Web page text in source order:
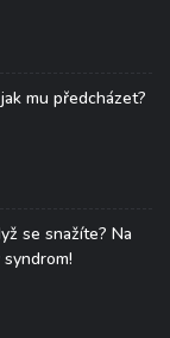
mu předcházet?
se snažíte? Na